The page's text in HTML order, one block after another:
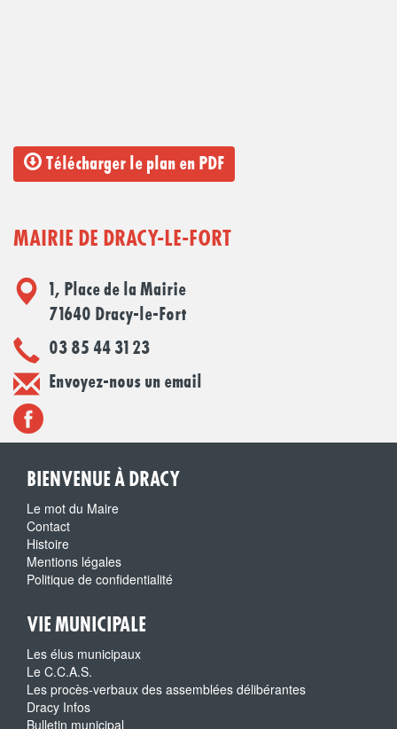
Télécharger le plan en PDF
MAIRIE DE DRACY-LE-FORT
1, Place de la Mairie
71640 Dracy-le-Fort
03 85 44 31 23
Envoyez-nous un email
BIENVENUE À DRACY
Le mot du Maire
Contact
Histoire
Mentions légales
Politique de confidentialité
VIE MUNICIPALE
Les élus municipaux
Le C.C.A.S.
Les procès-verbaux des assemblées délibérantes
Dracy Infos
Bulletin municipal